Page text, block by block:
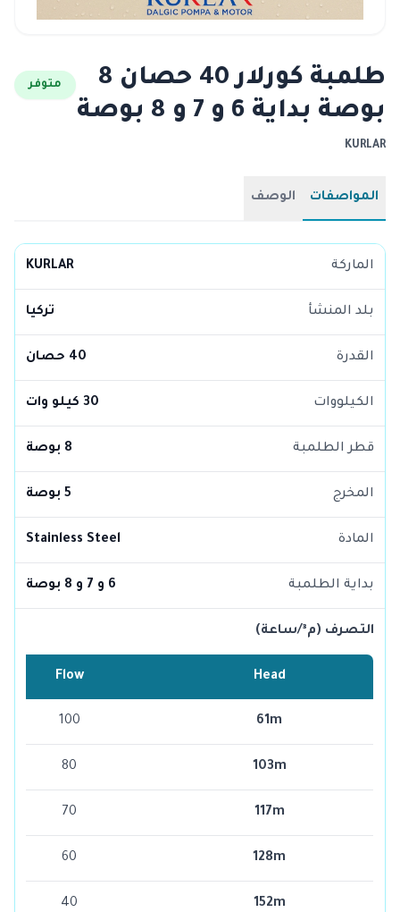
طلمبة كورلار 40 حصان 8
بوصة بداية 6 و 7 و 8 بوصة
متوفر
KURLAR
المواصفات الوصف
الماركة KURLAR
بلد المنشأ تركيا
القدرة 40 حصان
الكيلووات 30 كيلو وات
قطر الطلمبة 8 بوصة
المخرج 5 بوصة
المادة Stainless Steel
بداية الطلمبة 6 و 7 و 8 بوصة
التصرف (م³/ساعة)
Head
Flow
61m
100
103m
80
117m
70
128m
60
152m
40